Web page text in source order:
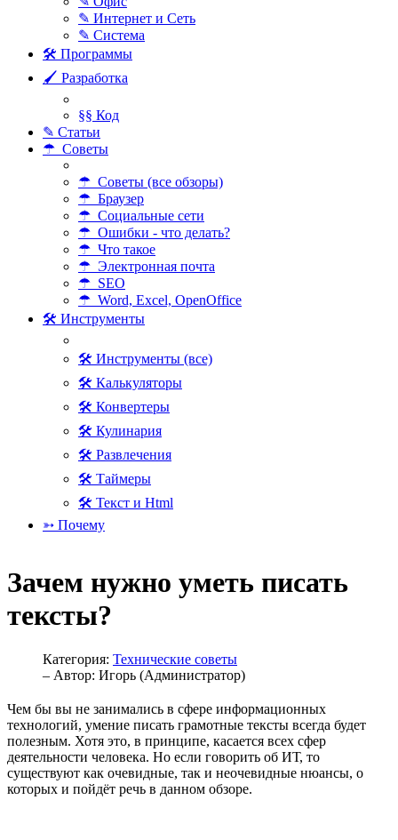
✎ Интернет и Сеть
✎ Система
🛠 Программы
🖌 Разработка
§§ Код
✎ Статьи
☂ Советы
☂ Советы (все обзоры)
☂ Браузер
☂ Социальные сети
☂ Ошибки - что делать?
☂ Что такое
☂ Электронная почта
☂ SEO
☂ Word, Excel, OpenOffice
🛠 Инструменты
🛠 Инструменты (все)
🛠 Калькуляторы
🛠 Конвертеры
🛠 Кулинария
🛠 Развлечения
🛠 Таймеры
🛠 Текст и Html
➳ Почему
Зачем нужно уметь писать
тексты?
Категория: Технические советы
– Автор: Игорь (Администратор)
Чем бы вы не занимались в сфере информационных
технологий, умение писать грамотные тексты всегда будет
полезным. Хотя это, в принципе, касается всех сфер
деятельности человека. Но если говорить об ИТ, то
существуют как очевидные, так и неочевидные нюансы, о
которых и пойдёт речь в данном обзоре.